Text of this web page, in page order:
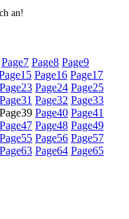
an!
Page7 Page8 Page9
15 Page16 Page17
Page23 Page24 Page25
Page31 Page32 Page33
Page39 Page40 Page41
Page47 Page48 Page49
Page55 Page56 Page57
Page63 Page64 Page65